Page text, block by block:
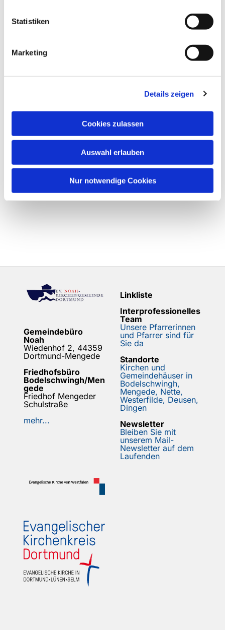
Statistiken
Marketing
Details zeigen
Cookies zulassen
Auswahl erlauben
Nur notwendige Cookies
Gemeindebüro
Noah
Wiedenhof 2, 44359
Dortmund-Mengede
Friedhofsbüro
Bodelschwingh/Men
gede
Friedhof Mengeder
Schulstraße
mehr...
Linkliste
Interprofessionelles
Team
Unsere Pfarrerinnen
und Pfarrer sind für
Sie da
Standorte
Kirchen und
Gemeindehäuser in
Bodelschwingh,
Mengede, Nette,
Westerfilde, Deusen,
Dingen
Newsletter
Bleiben Sie mit
unserem Mail-
Newsletter auf dem
Laufenden